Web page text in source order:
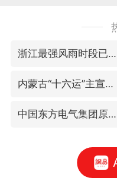
浙江最强风雨时段已锁定
内蒙古“十六运”主宣传片发布
中国东方电气集团原党组副书记、董事宋致远被查